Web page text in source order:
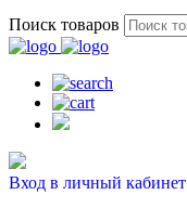
Поиск товаров
Вход в личный кабинет